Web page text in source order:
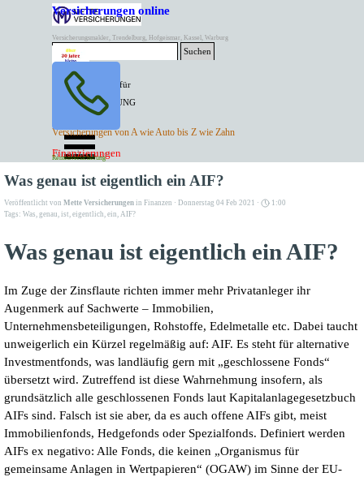
Direkt zum Seiteninhalt
Versicherungen online
Versicherungsmakler, Trendelburg, Hofgeismar, Kassel, Warburg
BESTER PREIS für
SPITZEN LEISTUNG
ANGEBOTE
Versicherungen von A wie Auto bis Z wie Zahn
Kontakt Tel. 05671/7799991
Mette Versicherungen
Suchen
Versicherungen
Finanzierungen
Rentenversicherung
Menü überspringen
Was genau ist eigentlich ein AIF?
Veröffentlicht von Mette Versicherungen in Finanzen · Donnerstag 04 Feb 2021 ·
1:00
Tags: Was, genau, ist, eigentlich, ein, AIF?
Was genau ist eigentlich ein AIF?
Im Zuge der Zinsflaute richten immer mehr Privatanleger ihr
Augenmerk auf Sachwerte – Immobilien,
Unternehmensbeteiligungen, Rohstoffe, Edelmetalle etc. Dabei taucht
unweigerlich ein Kürzel regelmäßig auf: AIF. Es steht für alternative
Investmentfonds, was landläufig gern mit „geschlossene Fonds“
übersetzt wird. Zutreffend ist diese Wahrnehmung insofern, als
grundsätzlich alle geschlossenen Fonds laut Kapitalanlagegesetzbuch
AIFs sind. Falsch ist sie aber, da es auch offene AIFs gibt, meist
Immobilienfonds, Hedgefonds oder Spezialfonds. Definiert werden
AIFs ex negativo: Alle Fonds, die keinen „Organismus für
gemeinsame Anlagen in Wertpapieren“ (OGAW) im Sinne der EU-